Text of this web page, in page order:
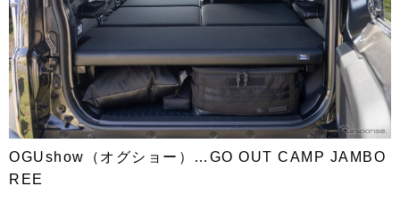
OGUshow（オグショー）…GO OUT CAMP JAMBO
REE